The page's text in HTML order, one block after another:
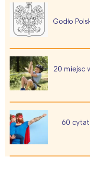
Godło
20 miejsc
60